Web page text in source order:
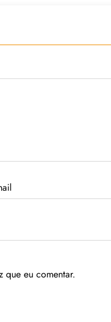
que eu comentar.